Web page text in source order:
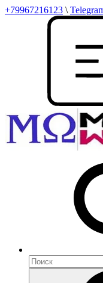
+79967216123 \